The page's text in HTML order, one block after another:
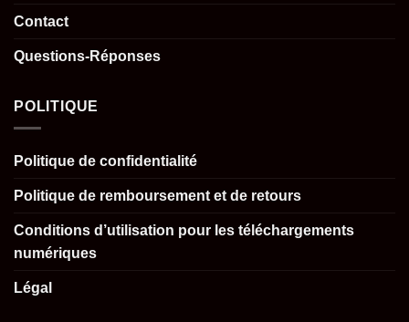
Contact
Questions-Réponses
POLITIQUE
Politique de confidentialité
Politique de remboursement et de retours
Conditions d’utilisation pour les téléchargements
numériques
Légal